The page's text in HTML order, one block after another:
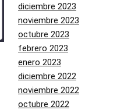
diciembre 2023
noviembre 2023
octubre 2023
febrero 2023
enero 2023
diciembre 2022
noviembre 2022
octubre 2022